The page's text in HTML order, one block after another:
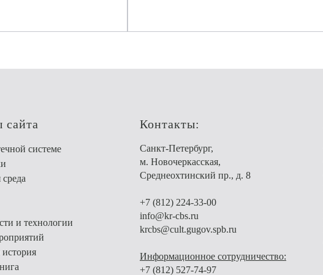
сайта
системе
и технологии
Контакты:
Санкт-Петербург,
м. Новочеркасская,
Среднеохтинский пр., д. 8
+7 (812) 224-33-00
info@kr-cbs.ru
krcbs@cult.gugov.spb.ru
Информационное сотрудничество:
+7 (812) 527-74-97